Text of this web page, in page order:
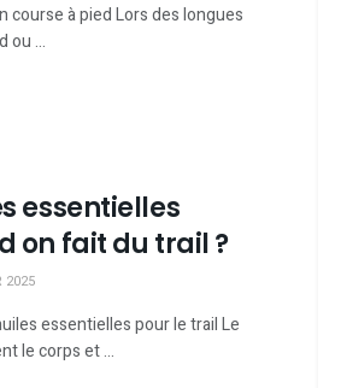
course à pied Lors des longues
ou ...
essentielles
on fait du trail ?
2025
essentielles pour le trail Le
le corps et ...